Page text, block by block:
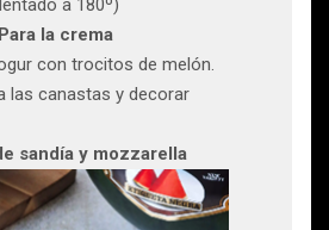
a 180º)
la crema
con trocitos de melón.
las canastas y decorar
sandía y mozzarella